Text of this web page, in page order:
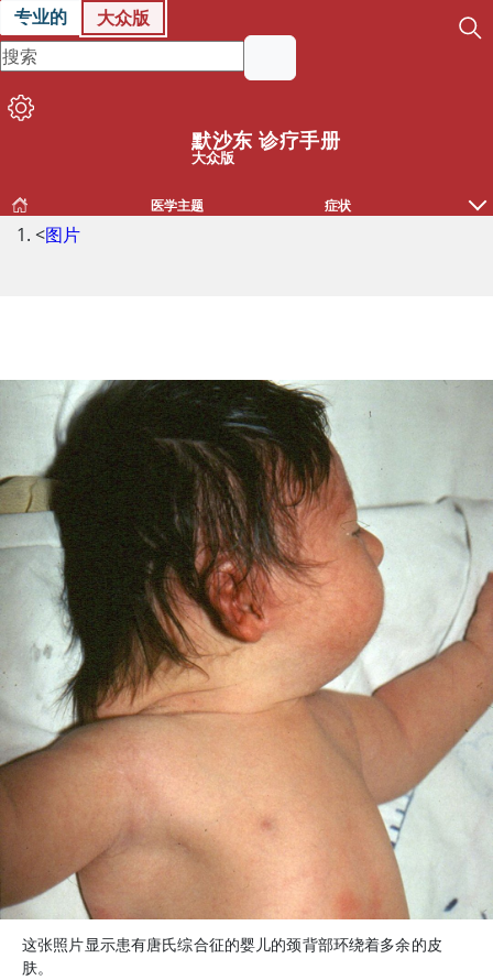
专业的 大众版
默沙东 诊疗手册
大众版
医学主题 症状
<图片
这张照片显示患有唐氏综合征的婴儿的颈背部环绕着多余的皮
肤。